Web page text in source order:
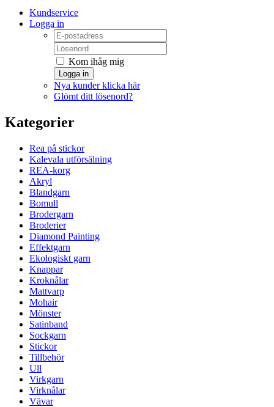
Kundservice
Logga in
Kom ihåg mig
Logga in
Nya kunder klicka här
Glömt ditt lösenord?
Kategorier
Rea på stickor
Kalevala utförsälning
REA-korg
Akryl
Blandgarn
Bomull
Brodergarn
Broderier
Diamond Painting
Effektgarn
Ekologiskt garn
Knappar
Kroknålar
Mattvarp
Mohair
Mönster
Satinband
Sockgarn
Stickor
Tillbehör
Ull
Virkgarn
Virknålar
Vävar